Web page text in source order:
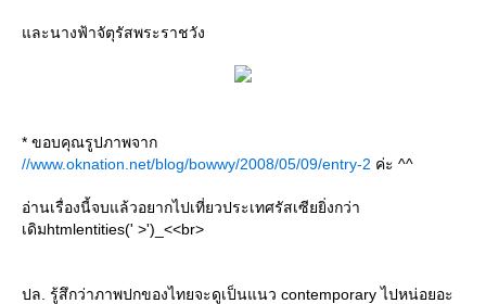
ละนางฟ้าจัตุรัสพระราชวัง
* ขอบคุณรูปภาพจาก
//www.oknation.net/blog/bowwy/2008/05/09/entry-2 ค่ะ ^^
อ่านเรื่องนี้จบแล้วอยากไปเที่ยวประเทศรัสเซียยิ่งกว่า
เดิมhtmlentities(' >')_<<br>
ปล. รู้สึกว่าภาพปกของไทยจะดูเป็นแนว contemporary ไปหน่อยอะ